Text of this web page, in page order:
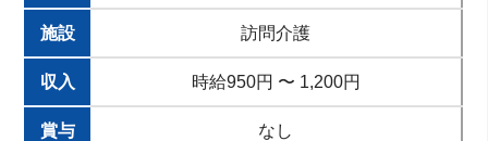
施設 訪問介護
収入 時給950円 〜 1,200円
賞与 なし